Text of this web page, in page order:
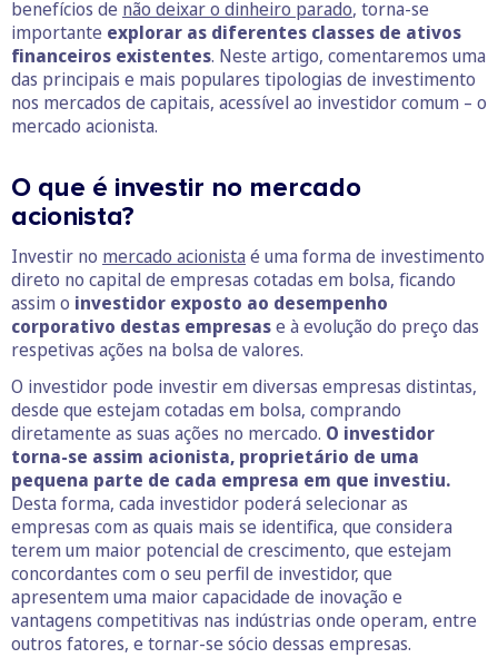
benefícios de não deixar o dinheiro parado, torna-se
importante explorar as diferentes classes de ativos
financeiros existentes. Neste artigo, comentaremos uma
das principais e mais populares tipologias de investimento
nos mercados de capitais, acessível ao investidor comum – o
mercado acionista.
O que é investir no mercado
acionista?
Investir no mercado acionista é uma forma de investimento
direto no capital de empresas cotadas em bolsa, ficando
assim o investidor exposto ao desempenho
corporativo destas empresase à evolução do preço das
respetivas ações na bolsa de valores.
O investidor pode investir em diversas empresas distintas,
desde que estejam cotadas em bolsa, comprando
diretamente as suas ações no mercado. O investidor
torna-se assim acionista, proprietário de uma
pequena parte de cada empresa em que investiu.
Desta forma, cada investidor poderá selecionar as
empresas com as quais mais se identifica, que considera
terem um maior potencial de crescimento, que estejam
concordantes com o seu perfil de investidor, que
apresentem uma maior capacidade de inovação e
vantagens competitivas nas indústrias onde operam, entre
outros fatores, e tornar-se sócio dessas empresas.